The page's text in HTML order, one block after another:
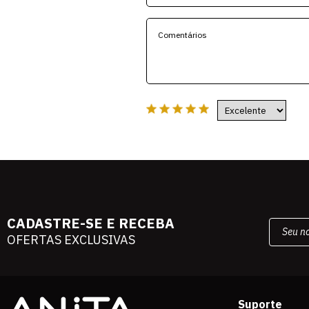
CADASTRE-SE E RECEBA
OFERTAS EXCLUSIVAS
Suporte